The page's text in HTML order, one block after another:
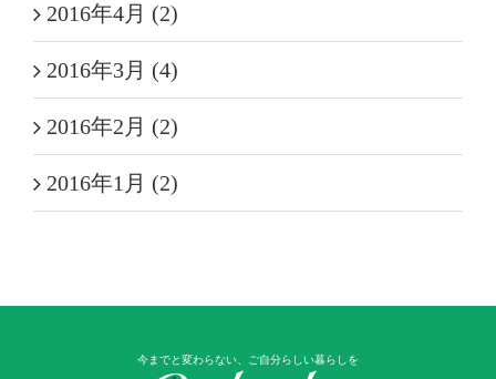
2016年4月 (2)
2016年3月 (4)
2016年2月 (2)
2016年1月 (2)
今までと変わらない、ご自分らしい暮らしを